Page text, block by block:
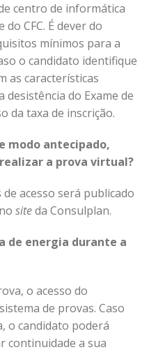
centro de informática
CFC. É dever do
mínimos para a
o candidato identifique
as características
do Exame de
da taxa de inscrição.
modo antecipado,
a prova virtual?
acesso será publicado
siteda Consulplan.
de energia durante a
o acesso do
de provas. Caso
o candidato poderá
continuidade a sua